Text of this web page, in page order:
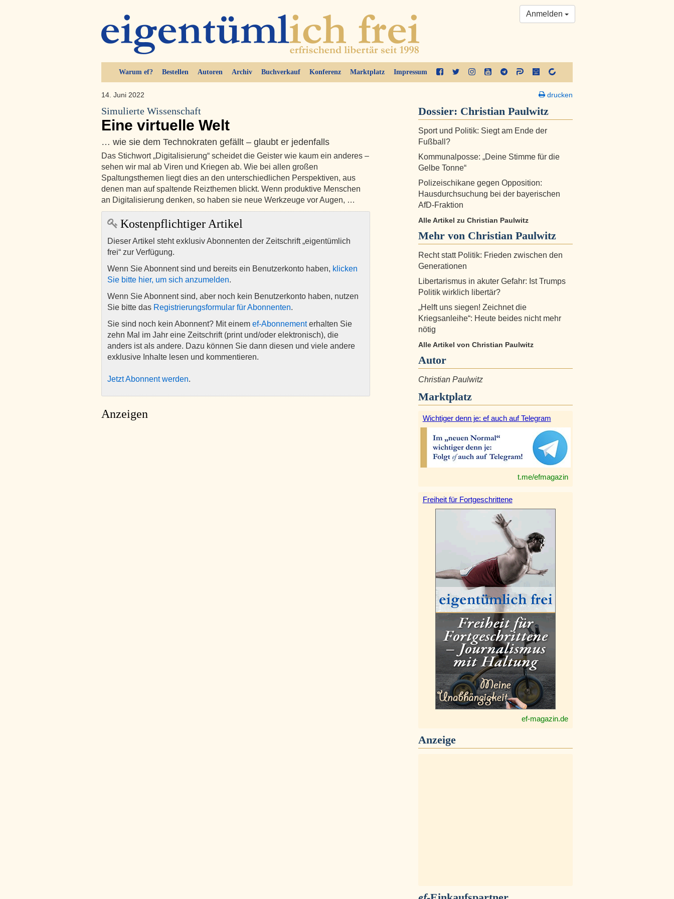
Warum ef? Bestellen Autoren Archiv Buchverkauf Konferenz Marktplatz Impressum
Anmelden
14. Juni 2022
Simulierte Wissenschaft
Eine virtuelle Welt
… wie sie dem Technokraten gefällt – glaubt er jedenfalls
Das Stichwort „Digitalisierung“ scheidet die Geister wie kaum ein anderes –
sehen wir mal ab Viren und Kriegen ab. Wie bei allen großen
Spaltungsthemen liegt dies an den unterschiedlichen Perspektiven, aus
denen man auf spaltende Reizthemen blickt. Wenn produktive Menschen
an Digitalisierung denken, so haben sie neue Werkzeuge vor Augen, …
Kostenpflichtiger Artikel
Dieser Artikel steht exklusiv Abonnenten der Zeitschrift „eigentümlich
frei“ zur Verfügung.
Wenn Sie Abonnent sind und bereits ein Benutzerkonto haben, klicken
Sie bitte hier, um sich anzumelden.
Wenn Sie Abonnent sind, aber noch kein Benutzerkonto haben, nutzen
Sie bitte das Registrierungsformular für Abonnenten.
Sie sind noch kein Abonnent? Mit einem ef-Abonnementerhalten Sie
zehn Mal im Jahr eine Zeitschrift (print und/oder elektronisch), die
anders ist als andere. Dazu können Sie dann diesen und viele andere
exklusive Inhalte lesen und kommentieren.
Jetzt Abonnent werden.
Anzeigen
drucken
Dossier: Christian Paulwitz
Sport und Politik: Siegt am Ende der
Fußball?
Kommunalposse: „Deine Stimme für die
Gelbe Tonne“
Polizeischikane gegen Opposition:
Hausdurchsuchung bei der bayerischen
AfD-Fraktion
Alle Artikel zu Christian Paulwitz
Mehr von Christian Paulwitz
Recht statt Politik: Frieden zwischen den
Generationen
Libertarismus in akuter Gefahr: Ist Trumps
Politik wirklich libertär?
„Helft uns siegen! Zeichnet die
Kriegsanleihe“: Heute beides nicht mehr
nötig
Alle Artikel von Christian Paulwitz
Autor
Christian Paulwitz
Marktplatz
Wichtiger denn je: ef auch auf Telegram
t.me/efmagazin
Freiheit für Fortgeschrittene
ef-magazin.de
Anzeige